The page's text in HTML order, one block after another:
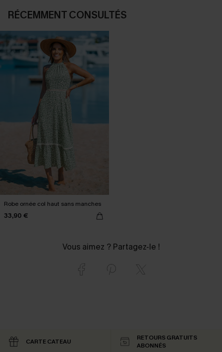
RÉCEMMENT CONSULTÉS
Robe ornée col haut sans manches
33,90 €
Vous aimez ? Partagez-le !
CARTE CATEAU
RETOURS GRATUITS
ABONNÉS